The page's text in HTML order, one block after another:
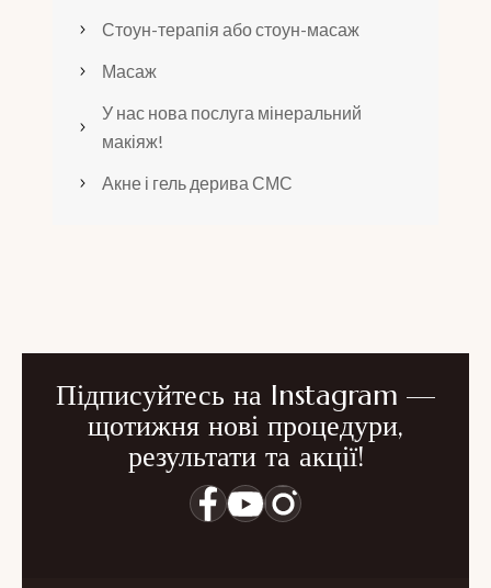
Стоун-терапія або стоун-масаж
Масаж
У нас нова послуга мінеральний
макіяж!
Акне і гель дерива СМС
Підписуйтесь на Instagram —
щотижня нові процедури,
результати та акції!